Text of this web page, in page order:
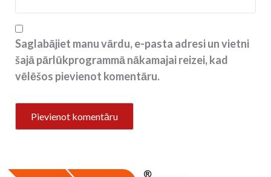
Saglabājiet manu vārdu, e-pasta adresi un vietni
šajā pārlūkprogrammā nākamajai reizei, kad
vēlēšos pievienot komentāru.